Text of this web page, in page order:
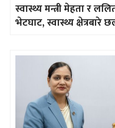
स्वास्थ्य मन्त्री मेहता र
भेटघाट, स्वास्थ्य